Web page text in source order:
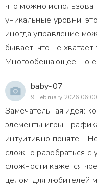
что можно
уникальные уровни,
иногда управление
бывает, что не
Многообещающее, но
baby-07
9 February 2026 06:00
Замечательная идея:
элементы игры.
интуитивно понятен.
сложно разобраться с
сложности кажется
целом, для любителей